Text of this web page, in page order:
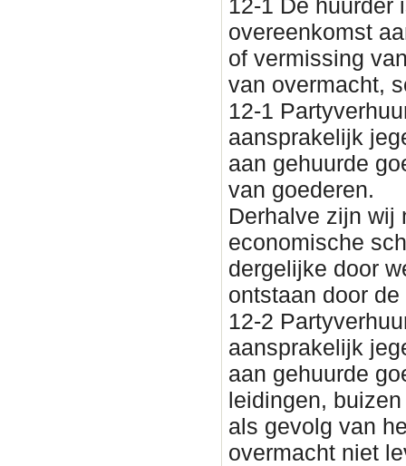
12-1 De huurder
overeenkomst
of vermissing
van overmacht,
12-1
aansprakelijk
aan gehuurde
van goederen.
Derhalve zijn wij
economische
dergelijke door
ontstaan door
12-2
aansprakelijk
aan gehuurde
leidingen,
als gevolg van
overmacht niet